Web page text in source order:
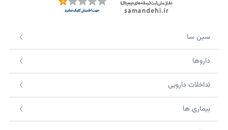
سین سا
داروها
تداخلات دارویی
بیماری ها